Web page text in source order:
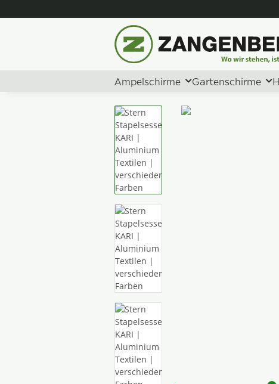
Ampelschirme Gartenschirme